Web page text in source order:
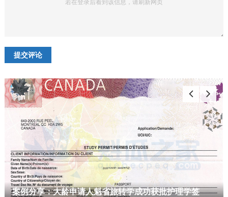
若在登录后看到该信息，请刷新网页
案例分享：大龄申请人魁省旅转学成功获批护理学签